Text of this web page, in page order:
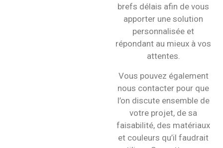
brefs délais afin de vous
apporter une solution
personnalisée et
répondant au mieux à vos
attentes.
Vous pouvez également
nous contacter pour que
l’on discute ensemble de
votre projet, de sa
faisabilité, des matériaux
et couleurs qu’il faudrait